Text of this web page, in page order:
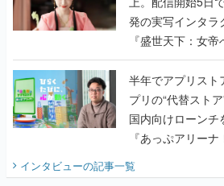
発の実写インタラ
『盛世天下：女
うこだわりをプロ
半年でアプリストアを
プリの“代替スト
国内向けローンチ
『あっぷアリー
てみた
インタビューの記事一覧